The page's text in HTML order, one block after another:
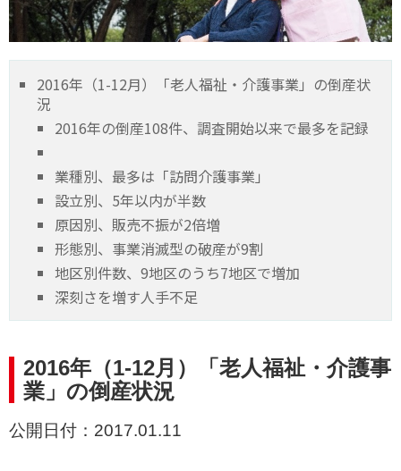
2016年（1-12月）「老人福祉・介護事業」の倒産状
況
2016年の倒産108件、調査開始以来で最多を記録
業種別、最多は「訪問介護事業」
設立別、5年以内が半数
原因別、販売不振が2倍増
形態別、事業消滅型の破産が9割
地区別件数、9地区のうち7地区で増加
深刻さを増す人手不足
2016年（1-12月）「老人福祉・介護事
業」の倒産状況
公開日付：2017.01.11